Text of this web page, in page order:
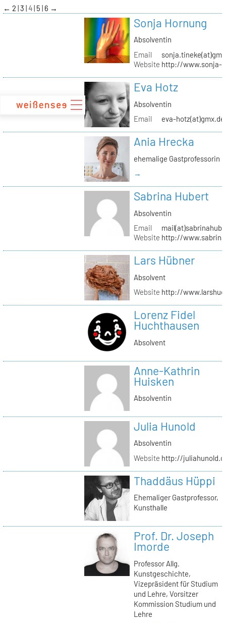
zum
Inhalt
← 2 3 4 5 6 →
Sonja Hornung
Absolventin
Email
Website http://www.sonja-
Eva Hotz
Absolventin
Email
eva-hotz(at)gmx.de
Ania Hrecka
ehemalige Gastprofessorin
→
Sabrina Hubert
Absolventin
Email
Website http://
Lars Hübner
Absolvent
Website http://
Lorenz Fidel
Huchthausen
Absolvent
Anne-Kathrin
Huisken
Absolventin
Julia Hunold
Absolventin
Website http://
Thaddäus Hüppi
Ehemaliger Gastprofessor,
Kunsthalle
Prof. Dr. Joseph
Imorde
Professor Allg.
Kunstgeschichte,
Vizepräsident für Studium
und Lehre, Vorsitzer
Kommission Studium und
Lehre